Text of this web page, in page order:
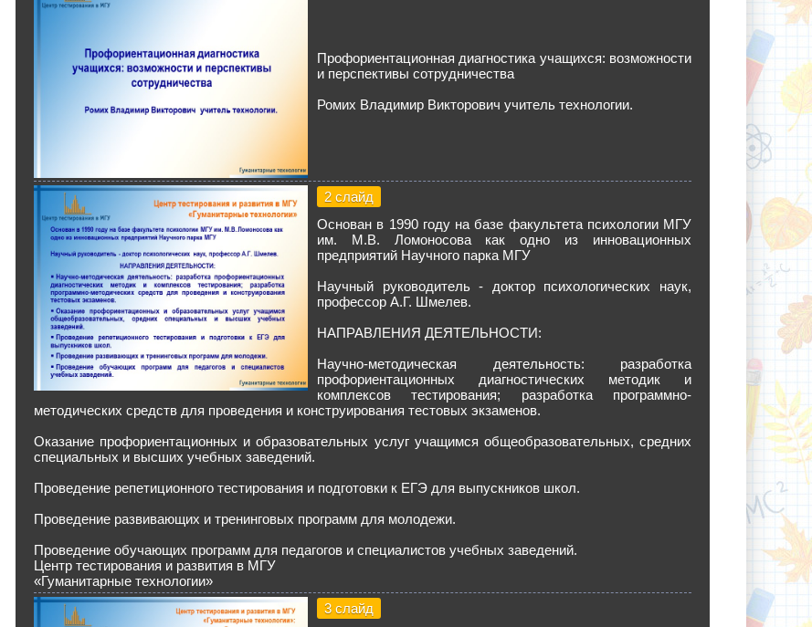
Профориентационная диагностика учащихся: возможности
и перспективы сотрудничества
Ромих Владимир Викторович учитель технологии.
2 слайд
Основан в 1990 году на базе факультета психологии МГУ
им. М.В. Ломоносова как одно из инновационных
предприятий Научного парка МГУ
Научный руководитель - доктор психологических наук,
профессор А.Г. Шмелев.
НАПРАВЛЕНИЯ ДЕЯТЕЛЬНОСТИ:
Научно-методическая деятельность: разработка
профориентационных диагностических методик и
комплексов тестирования; разработка программно-
методических средств для проведения и конструирования тестовых экзаменов.
Оказание профориентационных и образовательных услуг учащимся общеобразовательных, средних
специальных и высших учебных заведений.
Проведение репетиционного тестирования и подготовки к ЕГЭ для выпускников школ.
Проведение развивающих и тренинговых программ для молодежи.
Проведение обучающих программ для педагогов и специалистов учебных заведений.
Центр тестирования и развития в МГУ
«Гуманитарные технологии»
3 слайд